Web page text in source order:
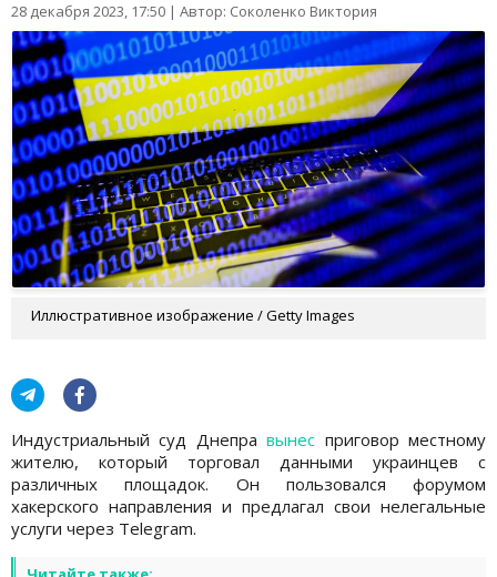
28 декабря 2023, 17:50 | Автор: Соколенко Виктория
Иллюстративное изображение / Getty Images
Индустриальный суд Днеправынес приговор местному
жителю, который торговал данными украинцев с
различных площадок. Он пользовался форумом
хакерского направления и предлагал свои нелегальные
услуги через Telegram.